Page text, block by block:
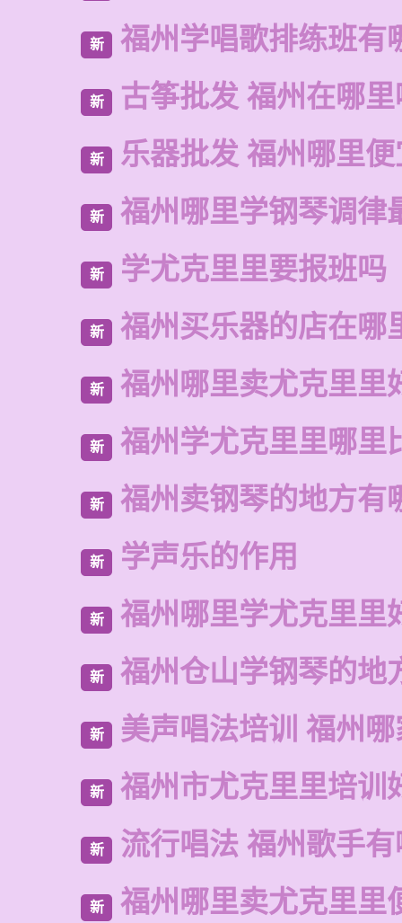
新 福州学唱歌排练班有
新 古筝批发 福州在哪
新 乐器批发 福州哪里
新 福州哪里学钢琴调律
新 学尤克里里要报班吗
新 福州买乐器的店在哪
新 福州哪里卖尤克里里
新 福州学尤克里里哪里
新 福州卖钢琴的地方有
新 学声乐的作用
新 福州哪里学尤克里里
新 福州仓山学钢琴的地
新 美声唱法培训 福州
新 福州市尤克里里培训
新 流行唱法 福州歌手
新 福州哪里卖尤克里里